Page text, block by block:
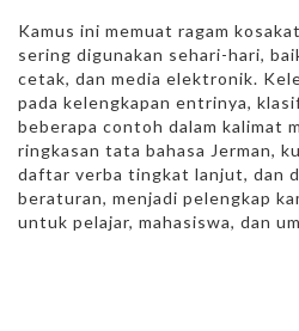
Kamus ini memuat ragam
sering digunakan sehari-hari,
cetak, dan media elektronik.
pada kelengkapan entrinya,
beberapa contoh dalam kalimat
ringkasan tata bahasa Jerman,
daftar verba tingkat lanjut, dan
beraturan, menjadi pelengkap
untuk pelajar, mahasiswa, dan